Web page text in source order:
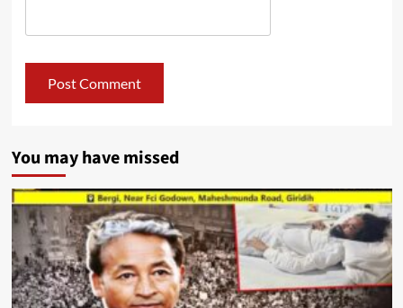
You may have missed